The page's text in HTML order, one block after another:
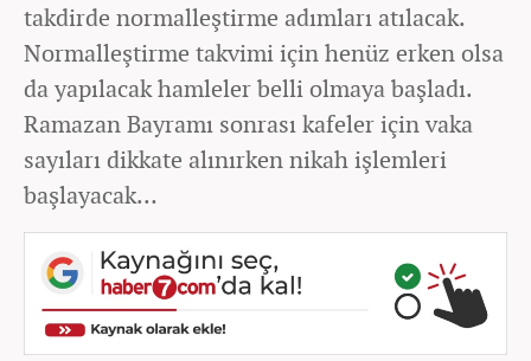
takdirde normalleştirme adımları atılacak.
Normalleştirme takvimi için henüz erken olsa
da yapılacak hamleler belli olmaya başladı.
Ramazan Bayramı sonrası kafeler için vaka
sayıları dikkate alınırken nikah işlemleri
başlayacak…